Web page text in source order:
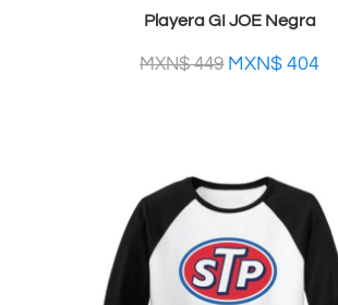
Playera GI JOE Negra
MXN$449 MXN$ 404